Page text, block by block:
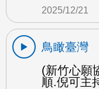
2025/12/21
鳥瞰臺灣
(新竹心願
順.倪可主